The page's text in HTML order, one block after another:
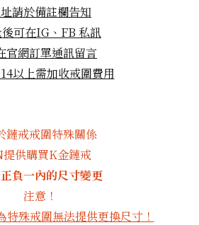
請於備註欄告知
可在IG、FB 私訊
官網訂單通訊留言
以上需加收戒圍費用
鏈戒戒圍特殊關係
供購買K金鏈戒
負一內的尺寸變更
注意！
特殊戒圍無法提供更換尺寸！